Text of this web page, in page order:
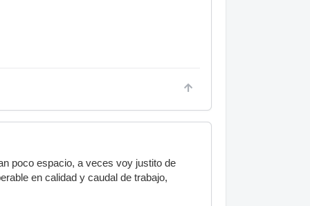
poco espacio, a veces voy justito de
en calidad y caudal de trabajo,